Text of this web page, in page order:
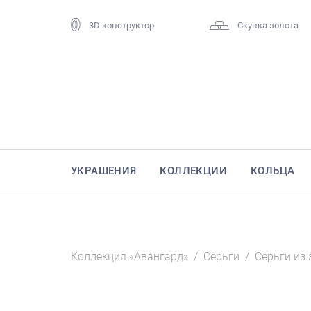
3D конструктор Скупка золота
УКРАШЕНИЯ КОЛЛЕКЦИИ КОЛЬЦА
Коллекция «Авангард» / Серьги / Серьги из